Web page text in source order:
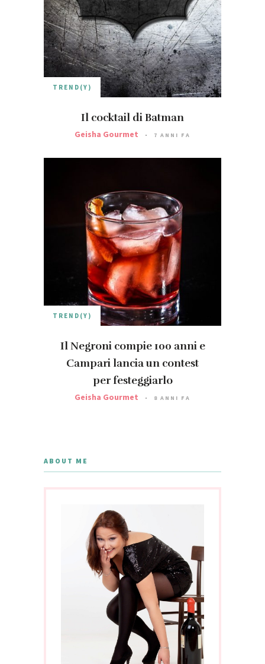
TREND(Y)
Il cocktail di Batman
Geisha Gourmet 7 ANNI FA
TREND(Y)
Il Negroni compie 100 anni e
Campari lancia un contest
per festeggiarlo
Geisha Gourmet 8 ANNI FA
ABOUT ME